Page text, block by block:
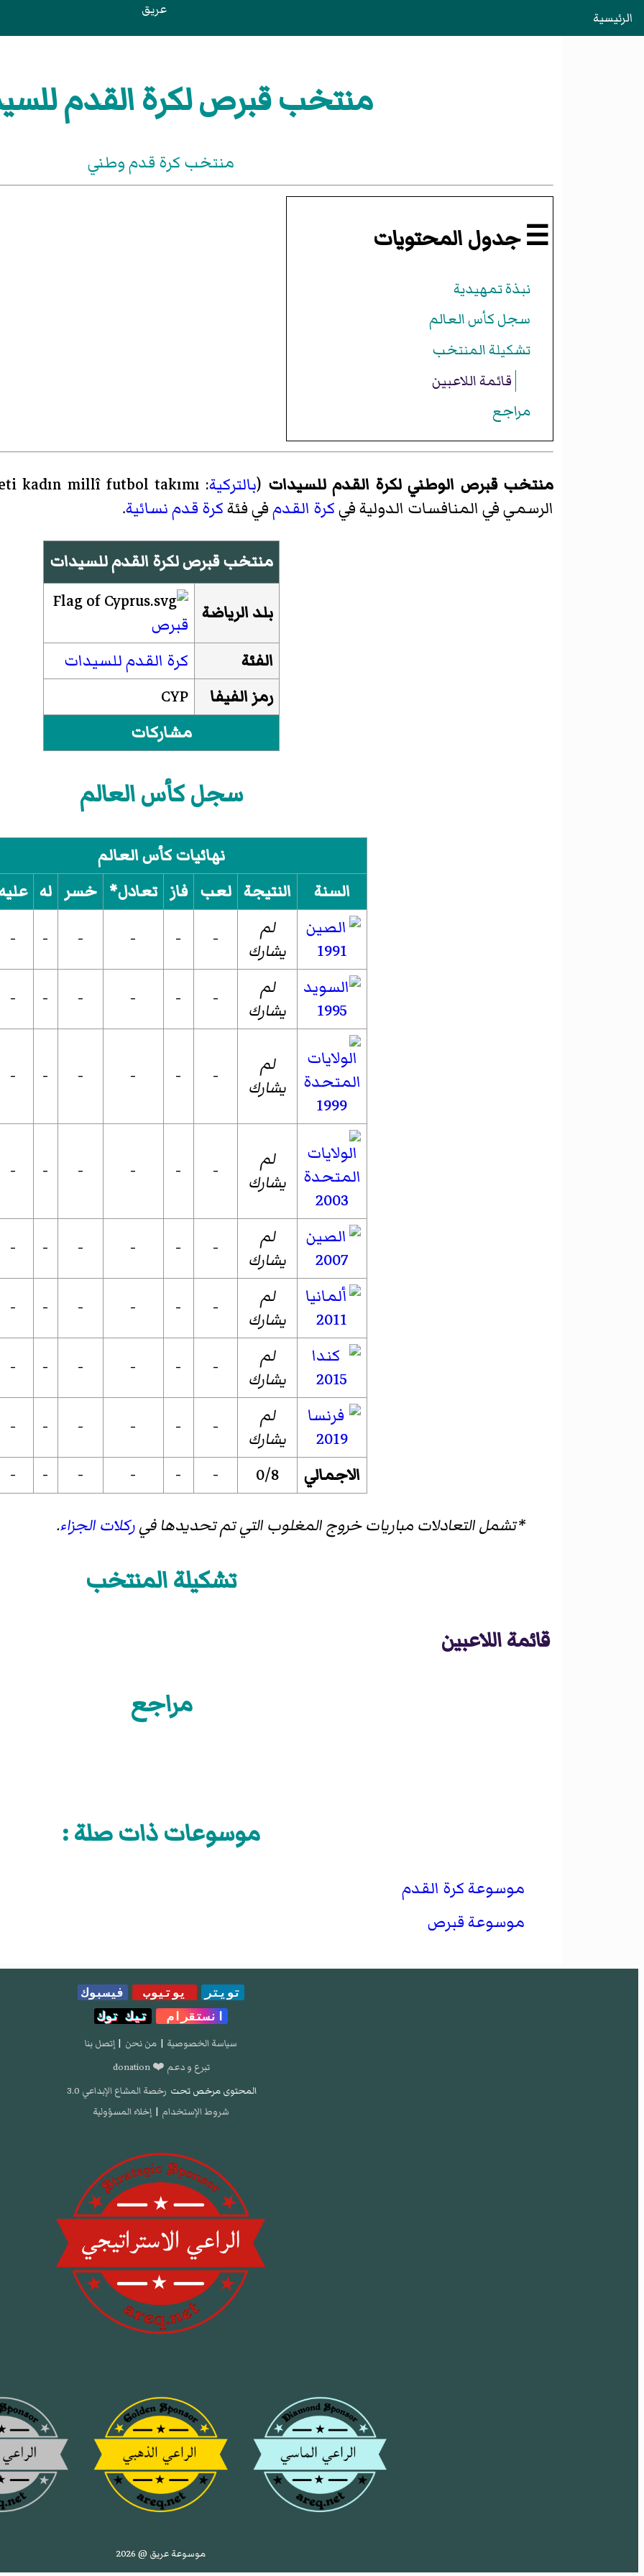
الرئيسية عريق
منتخب قبرص لكرة القدم
منتخب كرة قدم وطني
☰ جدول المحتويات
نبذة تمهيدية
سجل كأس العالم
تشكيلة المنتخب
قائمة اللاعبين
مراجع
منتخب قبرص الوطني لكرة القدم للسيدات (بالتركية:
kadın millî futbol takımı
الرسمي في المنافسات الدولية فيكرة القدمفي فئةكرة قدم نسائية.
منتخب قبرص لكرة القدم للسيدات
بلد الرياضة
قبرص
الفئة
كرة القدم للسيدات
رمز الفيفا
CYP
مشاركات
سجل كأس العالم
نهائيات كأس العالم
السنة
النتيجة لعب فاز تعادل* خسر له
1991
لم
يشارك
-
-
-
-
-
-
1995
لم
يشارك
-
-
-
-
-
-
1999
لم
يشارك
-
-
-
-
-
-
2003
لم
يشارك
-
-
-
-
-
-
2007
لم
يشارك
-
-
-
-
-
-
2011
لم
يشارك
-
-
-
-
-
-
2015
لم
يشارك
-
-
-
-
-
-
2019
لم
يشارك
-
-
-
-
-
-
الاجمالي 0/8
-
-
-
-
-
-
*تشمل التعادلات مباريات خروج المغلوب التي تم تحديدها فيركلات الجزاء.
تشكيلة المنتخب
قائمة اللاعبين
مراجع
موسوعات ذات صلة :
موسوعة كرة القدم
موسوعة قبرص
تويتر يوتيوب
فيسبوك
انستقرام
تيك توك
سياسة الخصوصية | من نحن | إتصل بنا
تبرع و دعم ❤️ donation
المحتوى مرخص تحت رخصة المشاع الإبداعي 3.0
شروط الإستخدام | إخلاء المسؤولية
موسوعة عريق @ 2026